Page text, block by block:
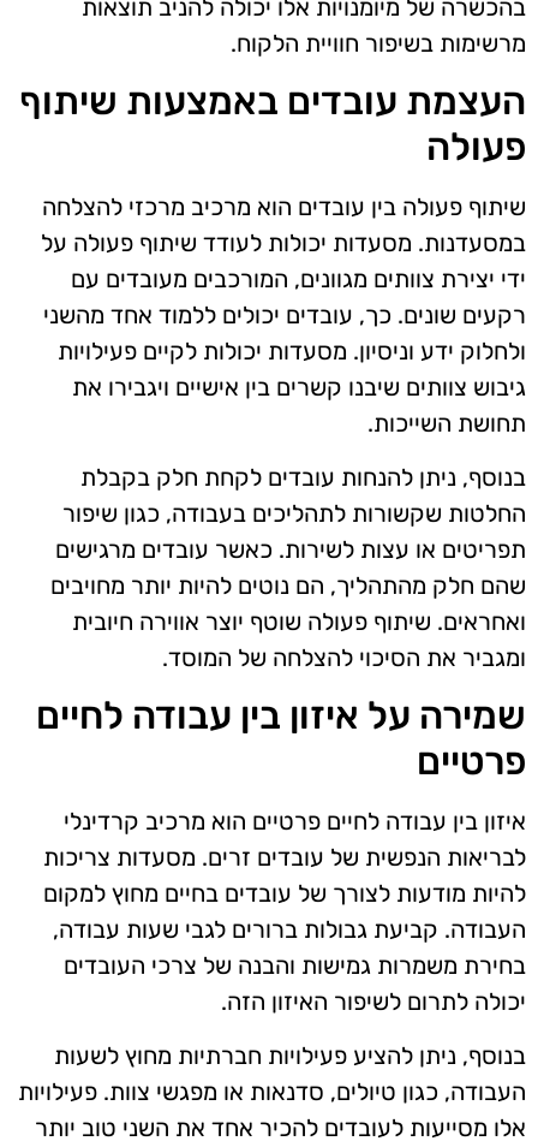
בהכשרה של מיומנויות אלו יכולה להניב תוצאות
מרשימות בשיפור חוויית הלקוח.
העצמת עובדים באמצעות שיתוף
פעולה
שיתוף פעולה בין עובדים הוא מרכיב מרכזי להצלחה
במסעדנות. מסעדות יכולות לעודד שיתוף פעולה על
ידי יצירת צוותים מגוונים, המורכבים מעובדים עם
רקעים שונים. כך, עובדים יכולים ללמוד אחד מהשני
ולחלוק ידע וניסיון. מסעדות יכולות לקיים פעילויות
גיבוש צוותים שיבנו קשרים בין אישיים ויגבירו את
תחושת השייכות.
בנוסף, ניתן להנחות עובדים לקחת חלק בקבלת
החלטות שקשורות לתהליכים בעבודה, כגון שיפור
תפריטים או עצות לשירות. כאשר עובדים מרגישים
שהם חלק מהתהליך, הם נוטים להיות יותר מחויבים
ואחראים. שיתוף פעולה שוטף יוצר אווירה חיובית
ומגביר את הסיכוי להצלחה של המוסד.
שמירה על איזון בין עבודה לחיים
פרטיים
איזון בין עבודה לחיים פרטיים הוא מרכיב קרדינלי
לבריאות הנפשית של עובדים זרים. מסעדות צריכות
להיות מודעות לצורך של עובדים בחיים מחוץ למקום
העבודה. קביעת גבולות ברורים לגבי שעות עבודה,
בחירת משמרות גמישות והבנה של צרכי העובדים
יכולה לתרום לשיפור האיזון הזה.
בנוסף, ניתן להציע פעילויות חברתיות מחוץ לשעות
העבודה, כגון טיולים, סדנאות או מפגשי צוות. פעילויות
אלו מסייעות לעובדים להכיר אחד את השני טוב יותר